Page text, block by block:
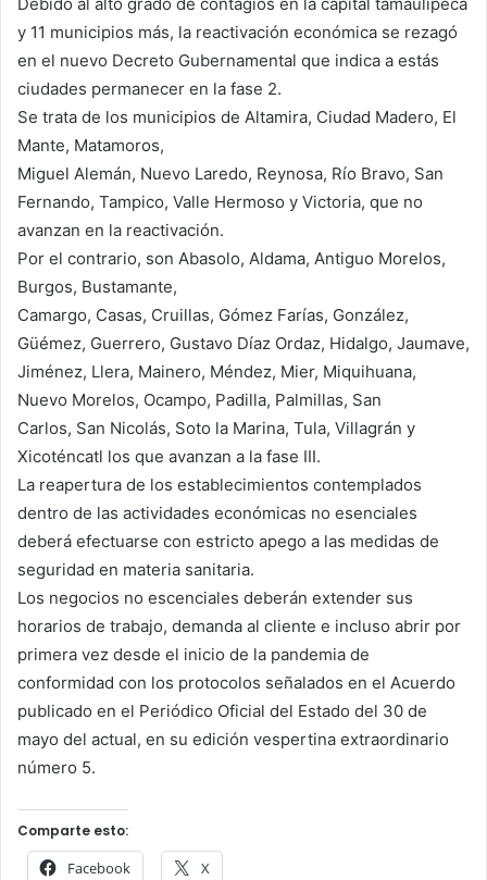
Debido al alto grado de contagios en la capital tamaulipeca
y 11 municipios más, la reactivación económica se rezagó
en el nuevo Decreto Gubernamental que indica a estás
ciudades permanecer en la fase 2.
Se trata de los municipios de Altamira, Ciudad Madero, El
Mante, Matamoros,
Miguel Alemán, Nuevo Laredo, Reynosa, Río Bravo, San
Fernando, Tampico, Valle Hermoso y Victoria, que no
avanzan en la reactivación.
Por el contrario, son Abasolo, Aldama, Antiguo Morelos,
Burgos, Bustamante,
Camargo, Casas, Cruillas, Gómez Farías, González,
Güémez, Guerrero, Gustavo Díaz Ordaz, Hidalgo, Jaumave,
Jiménez, Llera, Mainero, Méndez, Mier, Miquihuana,
Nuevo Morelos, Ocampo, Padilla, Palmillas, San
Carlos, San Nicolás, Soto la Marina, Tula, Villagrán y
Xicoténcatl los que avanzan a la fase III.
La reapertura de los establecimientos contemplados
dentro de las actividades económicas no esenciales
deberá efectuarse con estricto apego a las medidas de
seguridad en materia sanitaria.
Los negocios no escenciales deberán extender sus
horarios de trabajo, demanda al cliente e incluso abrir por
primera vez desde el inicio de la pandemia de
conformidad con los protocolos señalados en el Acuerdo
publicado en el Periódico Oficial del Estado del 30 de
mayo del actual, en su edición vespertina extraordinario
número 5.
Comparte esto:
Facebook X